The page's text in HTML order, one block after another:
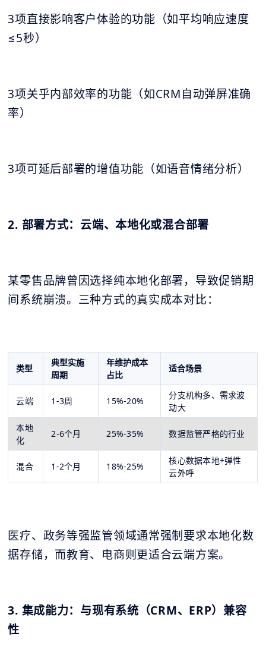
3项直接影响客户体验的功能（如平均响应速度
≤5秒）
3项关乎内部效率的功能（如CRM自动弹屏准确
率）
3项可延后部署的增值功能（如语音情绪分析）
2. 部署方式：云端、本地化或混合部署
某零售品牌曾因选择纯本地化部署，导致促销期
间系统崩溃。三种方式的真实成本对比：
类型
典型实施
周期
年维护成本
占比
适合场景
云端 1-3周 15%-20%
分支机构多、需求波
动大
本地
化
2-6个月 25%-35% 数据监管严格的行业
混合 1-2个月 18%-25%
核心数据本地+弹性
云外呼
医疗、政务等强监管领域通常强制要求本地化数
据存储，而教育、电商则更适合云端方案。
3. 集成能力：与现有系统（CRM、ERP）兼容
性